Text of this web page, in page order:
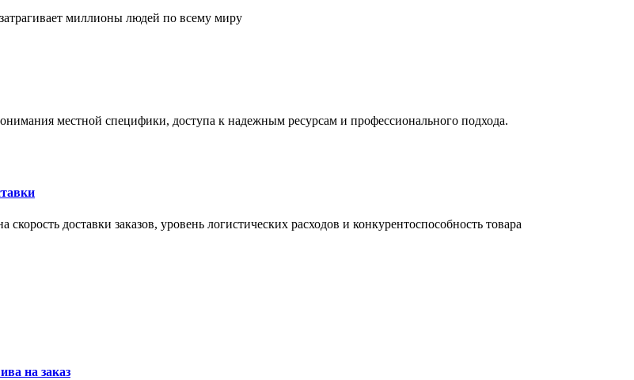
миллионы людей по всему миру
местной специфики, доступа к надежным ресурсам и профессионального подхода.
доставки заказов, уровень логистических расходов и конкурентоспособность товара
на заказ